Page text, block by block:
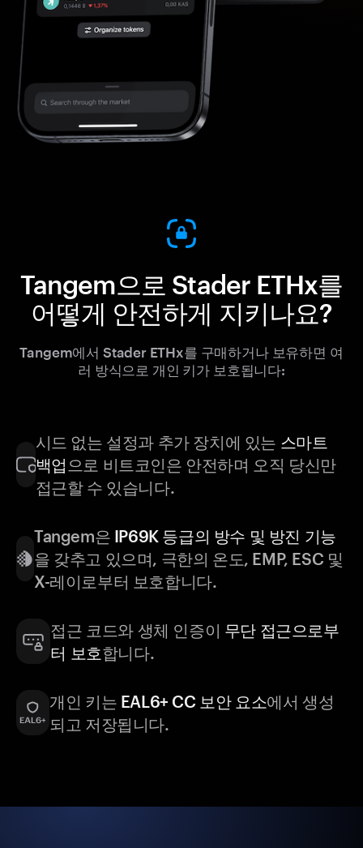
Tangem으로 Stader ETHx를
어떻게 안전하게 지키나요?
Tangem에서 Stader ETHx를 구매하거나 보유하면 여
러 방식으로 개인 키가 보호됩니다:
시드 없는 설정과 추가 장치에 있는 스마트
백업 으로 비트코인은 안전하며 오직 당신만
접근할 수 있습니다.
Tangem은 IP69K 등급의 방수 및 방진 기능
을 갖추고 있으며, 극한의 온도, EMP, ESC 및
X-레이로부터 보호합니다.
접근 코드와 생체 인증이 무단 접근으로부
터 보호합니다.
개인 키는 EAL6+ CC 보안 요소에서 생성
되고 저장됩니다.